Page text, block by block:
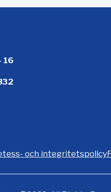
16
och integritetspolicy